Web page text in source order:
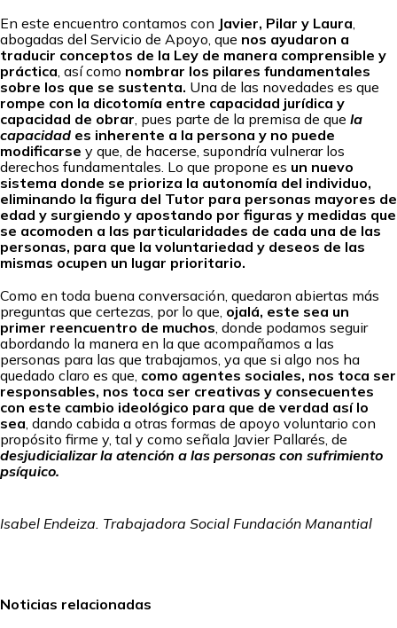
En este encuentro contamos con Javier, Pilar y Laura
abogadas del Servicio de Apoyo, que nos ayudaron a
traducir conceptos de la Ley de manera comprensible y
práctica , así como nombrar los pilares fundamentales
sobre los que se sustenta. Una de las novedades es que
rompe con la dicotomía entre capacidad jurídica y
capacidad de obrar , pues parte de la premisa de que la
capacidad es inherente a la persona y no puede
modificarse y que, de hacerse, supondría vulnerar los
derechos fundamentales. Lo que propone es un nuevo
sistema donde se prioriza la autonomía del individuo,
eliminando la figura del Tutor para personas mayores de
edad y surgiendo y apostando por figuras y medidas que
se acomoden a las particularidades de cada una de las
personas, para que la voluntariedad y deseos de las
mismas ocupen un lugar prioritario.
Como en toda buena conversación, quedaron abiertas más
preguntas que certezas, por lo que, ojalá, este sea un
primer reencuentro de muchos , donde podamos seguir
abordando la manera en la que acompañamos a las
personas para las que trabajamos, ya que si algo nos ha
quedado claro es que, como agentes sociales, nos toca ser
responsables, nos toca ser creativas y consecuentes
con este cambio ideológico para que de verdad así lo
sea , dando cabida a otras formas de apoyo voluntario con
propósito firme y, tal y como señala Javier Pallarés, de
desjudicializar la atención a las personas con sufrimiento
psíquico.
Isabel Endeiza. Trabajadora Social Fundación Manantial
Noticias relacionadas